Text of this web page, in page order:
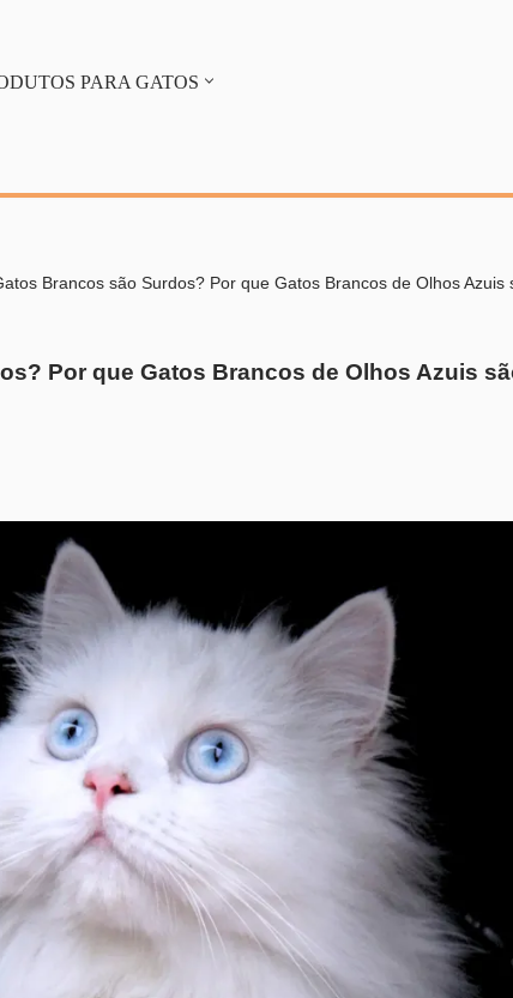
PARA GATOS
Brancos são Surdos? Por que Gatos Brancos de Olhos Azuis
Por que Gatos Brancos de Olhos Azuis